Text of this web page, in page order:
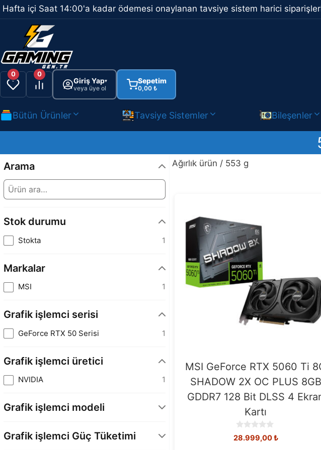
İçeriğe
atla
Hafta içi Saat 14:00'a kadar ödemesi onaylanan tavsiye sistem harici
0 0
Giriş Yap▾
veya üye ol
Sepetim
0,00 ₺
Bütün Ürünler Tavsiye Sistemler Bileşenler
Ağırlık ürün / 553 g
MSI GeForce RTX 5060 Ti
SHADOW 2X OC PLUS 8GB
GDDR7 128 Bit DLSS 4
Kartı
0
28.999,00₺
Arama
Stok durumu
Stokta 1
Markalar
MSI 1
Grafik işlemci serisi
GeForce RTX 50 Serisi 1
Grafik işlemci üretici
NVIDIA 1
Grafik işlemci modeli
Grafik işlemci Güç Tüketimi